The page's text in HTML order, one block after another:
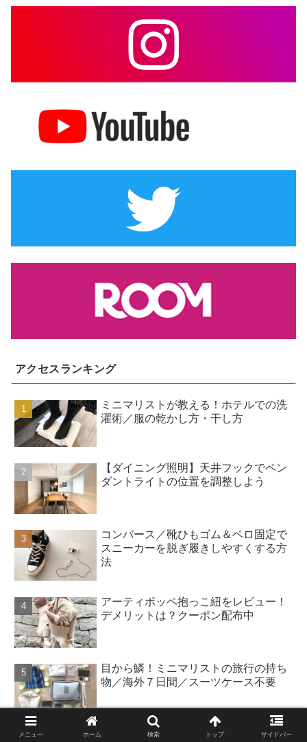
アクセスランキング
ミニマリストが教える！ホテルでの洗
濯術／服の乾かし方・干し方
【ダイニング照明】天井フックでペン
ダントライトの位置を調整しよう
コンバース／靴ひもゴム＆ベロ固定で
スニーカーを脱ぎ履きしやすくする方
法
アーティポッペ抱っこ紐をレビュー！
デメリットは？クーポン配布中
目から鱗！ミニマリストの旅行の持ち
物／海外７日間／スーツケース不要
真っ暗な寝室で睡眠改善！遮光ロール
メニュー ホーム 検索 トップ サイドバー